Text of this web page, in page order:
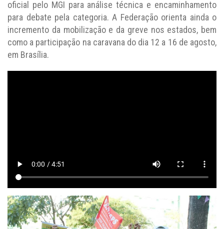
oficial pelo MGI para análise técnica e encaminhamento
para debate pela categoria. A Federação orienta ainda o
incremento da mobilização e da greve nos estados, bem
como a participação na caravana do dia 12 a 16 de agosto,
em Brasília.